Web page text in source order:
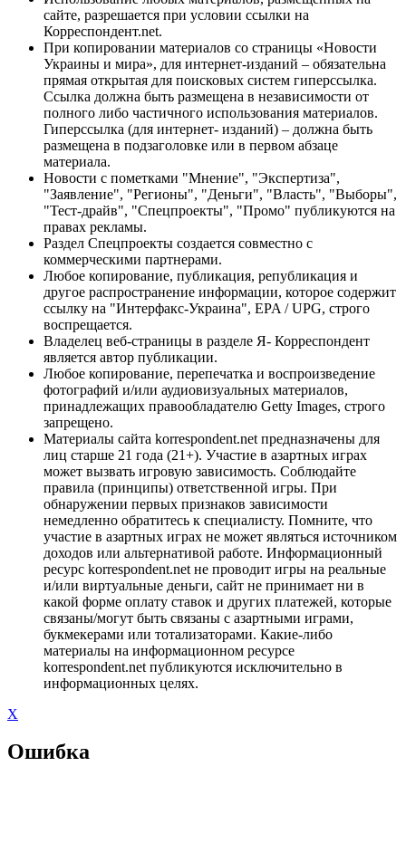
сайте, разрешается при условии ссылки на
Корреспондент.net.
При копировании материалов со страницы «Новости
Украины и мира», для интернет-изданий – обязательна
прямая открытая для поисковых систем гиперссылка.
Ссылка должна быть размещена в независимости от
полного либо частичного использования материалов.
Гиперссылка (для интернет- изданий) – должна быть
размещена в подзаголовке или в первом абзаце
материала.
Новости с пометками "Мнение", "Экспертиза",
"Заявление", "Регионы", "Деньги", "Власть", "Выборы",
"Тест-драйв", "Спецпроекты", "Промо" публикуются на
правах рекламы.
Раздел Спецпроекты создается совместно с
коммерческими партнерами.
Любое копирование, публикация, републикация и
другое распространение информации, которое содержит
ссылку на "Интерфакс-Украина", EPA / UPG, строго
воспрещается.
Владелец веб-страницы в разделе Я- Корреспондент
является автор публикации.
Любое копирование, перепечатка и воспроизведение
фотографий и/или аудиовизуальных материалов,
принадлежащих правообладателю Getty Images, строго
запрещено.
Материалы сайта korrespondent.net предназначены для
лиц старше 21 года (21+). Участие в азартных играх
может вызвать игровую зависимость. Соблюдайте
правила (принципы) ответственной игры. При
обнаружении первых признаков зависимости
немедленно обратитесь к специалисту. Помните, что
участие в азартных играх не может являться источником
доходов или альтернативой работе. Информационный
ресурс korrespondent.net не проводит игры на реальные
и/или виртуальные деньги, сайт не принимает ни в
какой форме оплату ставок и других платежей, которые
связаны/могут быть связаны с азартными играми,
букмекерами или тотализаторами. Какие-либо
материалы на информационном ресурсе
korrespondent.net публикуются исключительно в
информационных целях.
X
Ошибка